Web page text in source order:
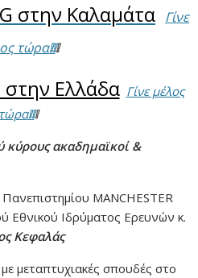
στην Καλαμάτα Γίνε
τώρα❕❕❕
στην Ελλάδα Γίνε μέλος
τώρα❕❕❕
κύρους ακαδημαϊκοί &
MANCHESTER
Εθνικού Ιδρύματος Ερευνών κ.
Κεφαλάς
μεταπτυχιακές σπουδές στο